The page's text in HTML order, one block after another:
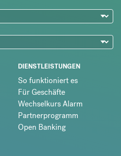
DIENSTLEISTUNGEN
So funktioniert es
Für Geschäfte
Wechselkurs Alarm
Partnerprogramm
Open Banking